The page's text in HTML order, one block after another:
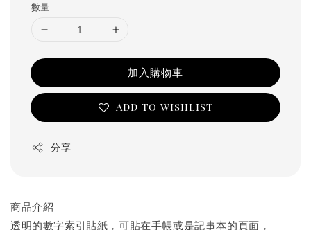
數量
加入購物車
Add to wishlist
分享
商品介紹
透明的數字索引貼紙，可貼在手帳或是記事本的頁面，